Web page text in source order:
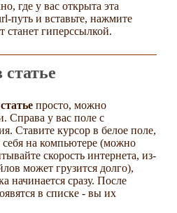
где у вас открыта эта
путь и вставьте, нажмите
гиперссылкой.
статье
просто, можно
Справа у вас поле с
Ставите курсор в белое поле,
на компьютере (можно
скорость интернета, из-
может грузится долго),
начинается сразу. После
в списке - вы их